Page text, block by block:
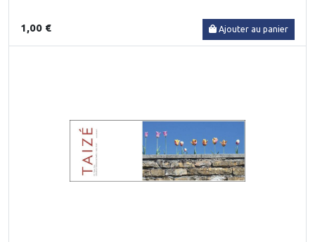
1,00 € Ajouter au panier